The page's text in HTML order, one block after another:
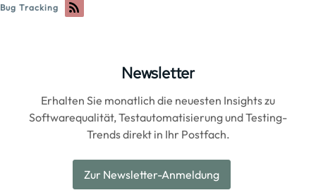
Bug Tracking
Newsletter
Erhalten Sie monatlich die neuesten Insights zu
Softwarequalität, Testautomatisierung und Testing-
Trends direkt in Ihr Postfach.
Zur Newsletter-Anmeldung